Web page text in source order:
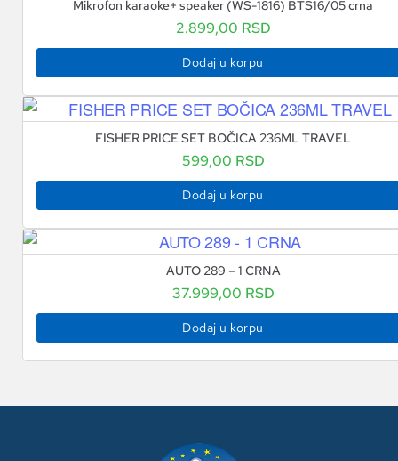
Mikrofon karaoke+ speaker (WS-1816) BTS16/05 crna
2.899,00 RSD
Dodaj u korpu
FISHER PRICE SET BOČICA 236ML TRAVEL
599,00 RSD
Dodaj u korpu
AUTO 289 – 1 CRNA
37.999,00 RSD
Dodaj u korpu